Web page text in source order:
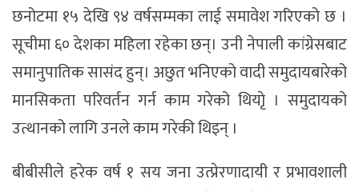
छनोटमा १५ देखि ९४ वर्षसम्मका लाई समावेश गरिएको छ ।
सूचीमा ६० देशका महिला रहेका छन्। उनी नेपाली कांग्रेसबाट
समानुपातिक सासंद हुन्। अछुत भनिएको वादी समुदायबारेको
मानसिकता परिवर्तन गर्न काम गरेको थियाृे । समुदायको
उत्थानको लागि उनले काम गरेकी थिइन् ।
बीबीसीले हरेक वर्ष १ सय जना उत्प्रेरणादायी र प्रभावशाली